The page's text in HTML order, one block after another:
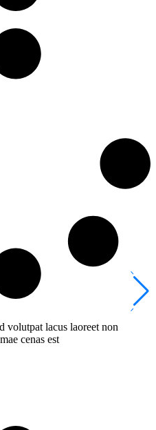
volutpat lacus laoreet non
cenas est